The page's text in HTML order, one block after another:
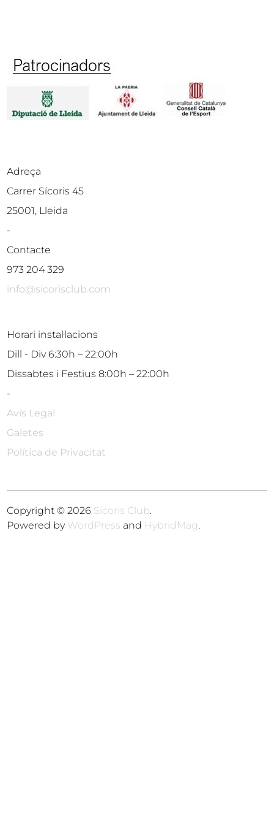
Adreça
Carrer Sícoris 45
25001, Lleida
-
Contacte
973 204 329
info@sicorisclub.com
Horari instal·lacions
Dill - Div 6:30h – 22:00h
Dissabtes i Festius 8:00h – 22:00h
-
Avís Legal
Galetes
Política de Privacitat
Copyright © 2026 Sícoris Club.
Powered by WordPress and HybridMag.